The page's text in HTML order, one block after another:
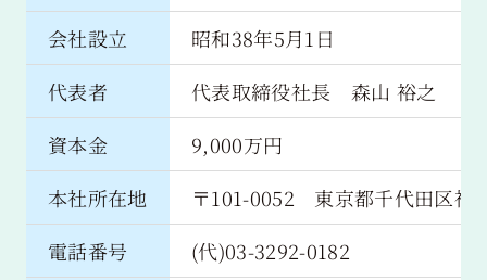
会社設立
昭和38年5月1日
代表者
代表取締役社長 森山 裕之
資本金
9,000万円
本社所在地
〒101-0052 東京都千代田区神
電話番号
(代)03-3292-0182